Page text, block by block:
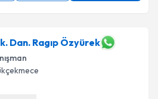
Dan. Ragıp Özyürek